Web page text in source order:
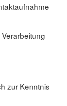
zur Kenntnis